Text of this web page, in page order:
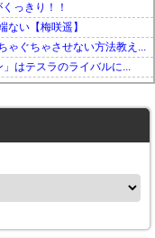
っきり！！
ない【梅咲遥】
ゃぐちゃさせない方法教え...
はテスラのライバルに...